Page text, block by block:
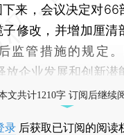
来，会议决定对66
修改，并增加厘清
监管措施的规定
放企业发展和创新潜
文共计1210字 订阅后继续
录 后获取已订阅的阅读